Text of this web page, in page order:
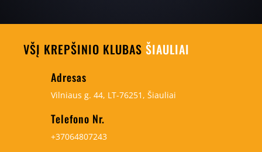
VŠĮ KREPŠINIO KLUBAS ŠIAULIAI
Adresas
Vilniaus g. 44, LT-76251, Šiauliai
Telefono Nr.
+37064807243